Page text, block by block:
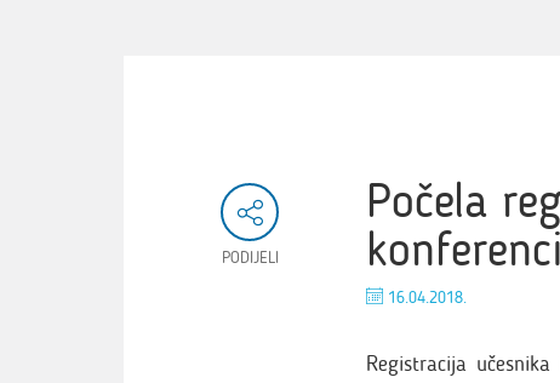
Počela
16.04.2018.
Registracija
PODIJELI